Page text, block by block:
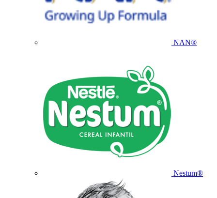
NAN®
Nestum®